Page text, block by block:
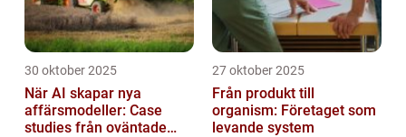
30 oktober 2025
När AI skapar nya
affärsmodeller: Case
studies från oväntade
27 oktober 2025
Från produkt till
organism: Företaget som
levande system